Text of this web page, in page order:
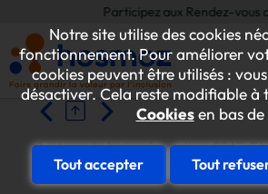
Notre site utilise des cookies
fonctionnement. Pour améliorer
cookies peuvent être utilisés :
désactiver. Cela reste modifiable
Cookiesen bas de
Tout accepter Tout
Participez aux Rendez-vous
Accueil Les formations ESAT-EA